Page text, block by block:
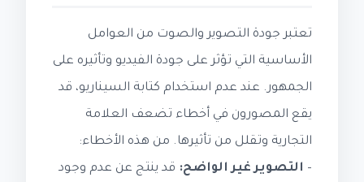
تعتبر جودة التصوير والصوت من العوامل
الأساسية التي تؤثر على جودة الفيديو وتأثيره على
الجمهور. عند عدم استخدام كتابة السيناريو، قد
يقع المصورون في أخطاء تضعف العلامة
التجارية وتقلل من تأثيرها. من هذه الأخطاء:
– التصوير غير الواضح: قد ينتج عن عدم وجود